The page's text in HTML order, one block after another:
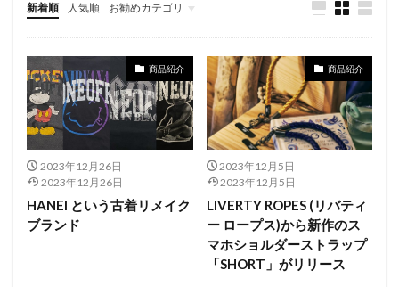
新着順 人気順 お勧めカテゴリ
バイイング
商品紹介
2023年12月26日
2023年12月26日
HANEI という古着リメイク
ブランド
商品紹介
2023年12月5日
2023年12月5日
LIVERTY ROPES (リバティ
ー ロープス)から新作のス
マホショルダーストラップ
「SHORT」がリリース